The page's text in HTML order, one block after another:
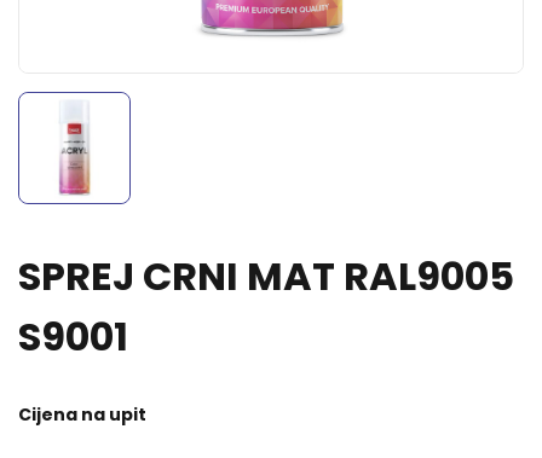
SPREJ CRNI MAT RAL9005
S9001
Cijena na upit